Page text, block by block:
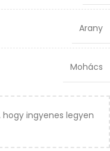
Arany
Mohács
hogy ingyenes legyen